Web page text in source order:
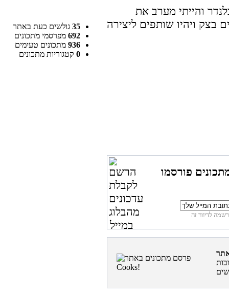
35 גולשים כעת באתר
692 מפרסמי מתכונים
936 מתכונים טעימים
0 קטגוריות מתכונים
והייתי מערב את
בצק ויהיו שותפים ליצירה
פורסמו